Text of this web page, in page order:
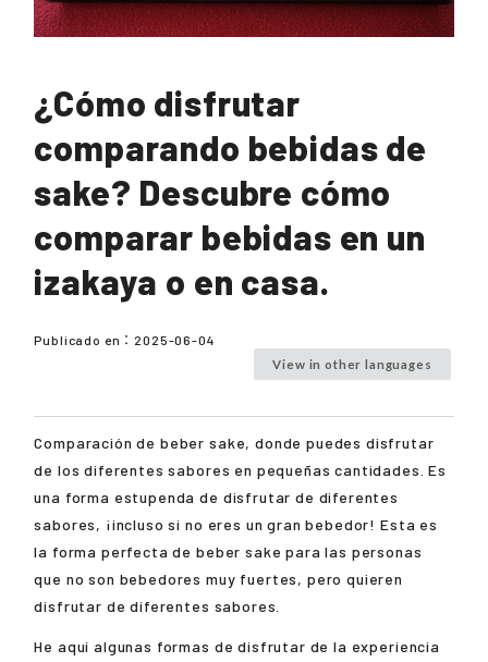
¿Cómo disfrutar
comparando bebidas de
sake? Descubre cómo
comparar bebidas en un
izakaya o en casa.
Publicado en： 2025-06-04
View in other languages
Comparación de beber sake, donde puedes disfrutar
de los diferentes sabores en pequeñas cantidades. Es
una forma estupenda de disfrutar de diferentes
sabores, ¡incluso si no eres un gran bebedor! Esta es
la forma perfecta de beber sake para las personas
que no son bebedores muy fuertes, pero quieren
disfrutar de diferentes sabores.
He aquí algunas formas de disfrutar de la experiencia